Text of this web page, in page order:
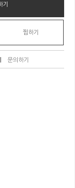
기
찜하기
| 문의하기